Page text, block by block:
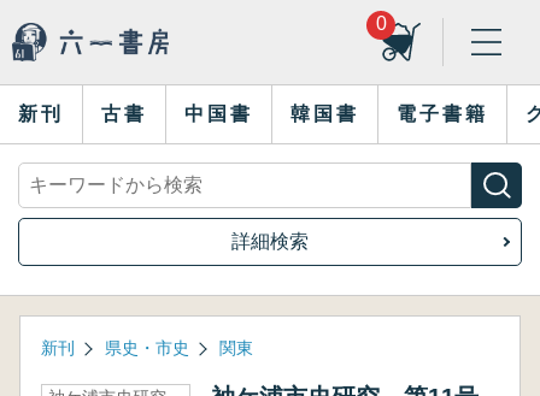
0
新刊 古書 中国書 韓国書 電子書籍
詳細検索
新刊 県史・市史 関東